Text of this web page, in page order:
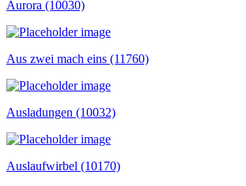
Aurora (10030)
Aus zwei mach eins (11760)
Ausladungen (10032)
Auslaufwirbel (10170)